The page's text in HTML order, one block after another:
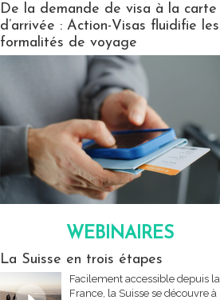
De la demande de visa à la carte
d’arrivée : Action-Visas fluidifie les
formalités de voyage
WEBINAIRES
La Suisse en trois étapes
Facilement accessible depuis la
France, la Suisse se découvre à